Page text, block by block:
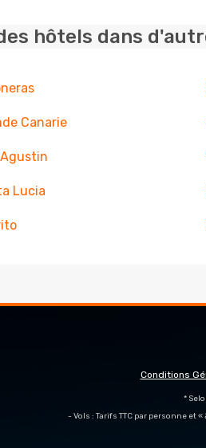
hôtels dans
Canarie
Lucia
Conditions
*
- Vols : Tarifs TTC par personne et